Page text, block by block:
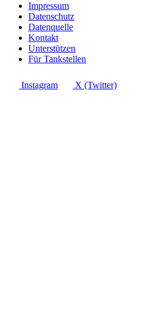
Impressum
Datenschutz
Datenquelle
Kontakt
Unterstützen
Für Tankstellen
Instagram X (Twitter)